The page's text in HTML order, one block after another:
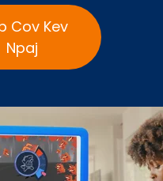
Cov Kev
Npaj